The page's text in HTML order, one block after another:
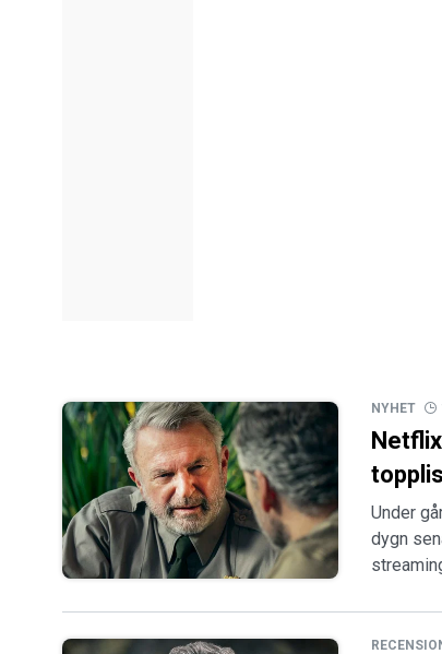
NYHET
Under
dygn